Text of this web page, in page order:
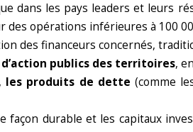
dans les pays leaders et leurs
des opérations inférieures à 100
des financeurs concernés,
publics des territoires,
les produits de dette (comme
façon durable et les capitaux